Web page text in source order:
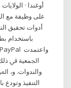
أوغندا ·
على وظيفة مع
أدوات تحقيق
باستخدام
ﺍﳉﻤﻌﻴﺔ ﰲ
ﻭﺍﻟﻨﺪﻭﺍﺕ. ﻭ،
ﺍﻟﺘﻨﻔﻴﺬ